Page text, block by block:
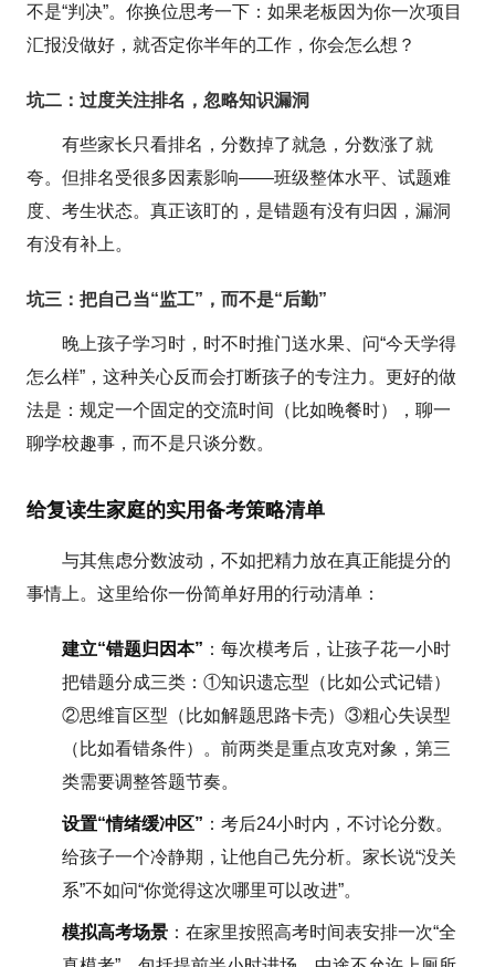
不是“判决”。你换位思考一下：如果老板因为你一次项目
汇报没做好，就否定你半年的工作，你会怎么想？
坑二：过度关注排名，忽略知识漏洞
有些家长只看排名，分数掉了就急，分数涨了就
夸。但排名受很多因素影响——班级整体水平、试题难
度、考生状态。真正该盯的，是错题有没有归因，漏洞
有没有补上。
坑三：把自己当“监工”，而不是“后勤”
晚上孩子学习时，时不时推门送水果、问“今天学得
怎么样”，这种关心反而会打断孩子的专注力。更好的做
法是：规定一个固定的交流时间（比如晚餐时），聊一
聊学校趣事，而不是只谈分数。
给复读生家庭的实用备考策略清单
与其焦虑分数波动，不如把精力放在真正能提分的
事情上。这里给你一份简单好用的行动清单：
建立“错题归因本” ：每次模考后，让孩子花一小时
把错题分成三类：①知识遗忘型（比如公式记错）
②思维盲区型（比如解题思路卡壳）③粗心失误型
（比如看错条件）。前两类是重点攻克对象，第三
类需要调整答题节奏。
设置“情绪缓冲区” ：考后24小时内，不讨论分数。
给孩子一个冷静期，让他自己先分析。家长说“没关
系”不如问“你觉得这次哪里可以改进”。
模拟高考场景 ：在家里按照高考时间表安排一次“全